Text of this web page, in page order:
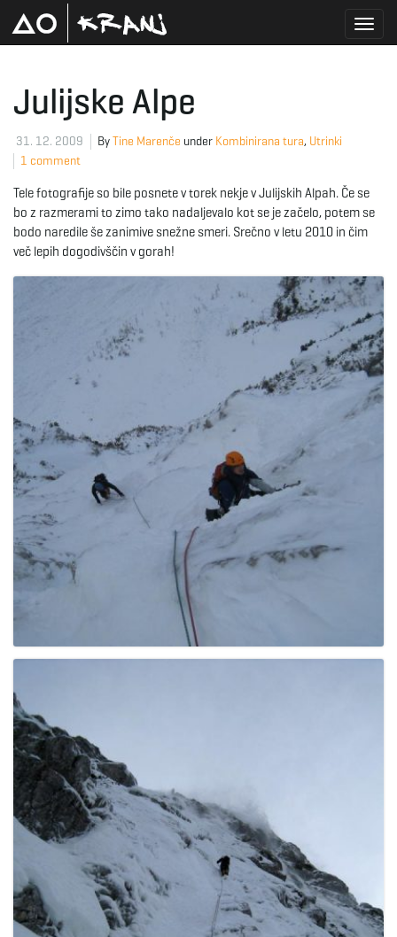
g
l
v
Julijske Alpe
31. 12. 2009 ByTine Marenče under Kombinirana tura, Utrinki
1 comment
Tele fotografije so bile posnete v torek nekje v Julijskih Alpah. Če se
bo z razmerami to zimo tako nadaljevalo kot se je začelo, potem se
bodo naredile še zanimive snežne smeri. Srečno v letu 2010 in čim
več lepih dogodivščin v gorah!